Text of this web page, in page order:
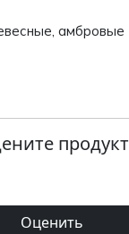
амбровые
продукт
Оценить